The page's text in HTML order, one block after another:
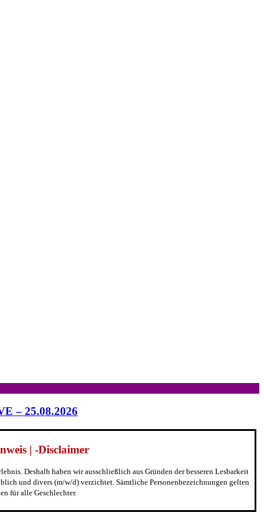
– 25.08.2026
| -Disclaimer
Deshalb haben wir ausschließlich aus Gründen der besseren Lesbarkeit
und divers (m/w/d) verzichtet. Sämtliche Personenbezeichnungen gelten
für alle Geschlechter.